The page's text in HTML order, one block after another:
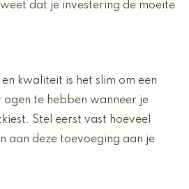
dat je investering de moeite
kwaliteit is het slim om een
ogen te hebben wanneer je
Stel eerst vast hoeveel
aan deze toevoeging aan je